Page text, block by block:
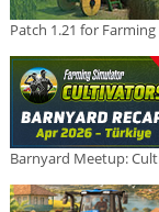
Patch 1.21 for
Barnyard Meetup: